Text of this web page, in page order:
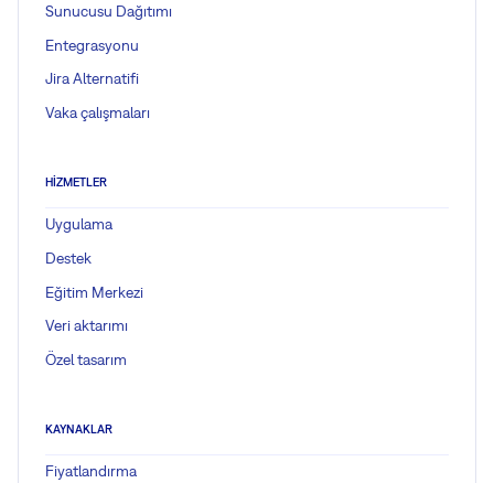
Sunucusu Dağıtımı
Entegrasyonu
Jira Alternatifi
Vaka çalışmaları
HIZMETLER
Uygulama
Destek
Eğitim Merkezi
Veri aktarımı
Özel tasarım
KAYNAKLAR
Fiyatlandırma